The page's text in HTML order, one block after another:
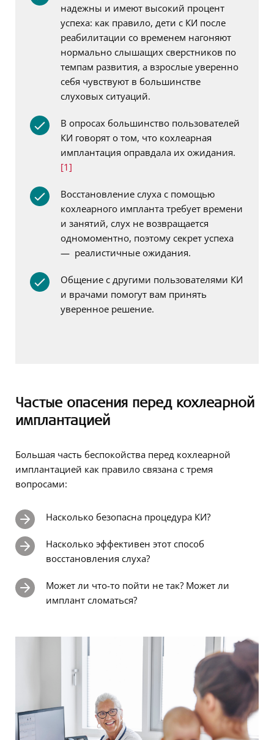
надежны и имеют высокий процент
успеха: как правило, дети с КИ после
реабилитации со временем нагоняют
нормально слышащих сверстников по
темпам развития, а взрослые уверенно
себя чувствуют в большинстве
слуховых ситуаций.
В опросах большинство пользователей
КИ говорят о том, что кохлеарная
имплантация оправдала их ожидания.
[1]
Восстановление слуха с помощью
кохлеарного импланта требует времени
и занятий, слух не возвращается
одномоментно, поэтому секрет успеха
— реалистичные ожидания.
Общение с другими пользователями КИ
и врачами помогут вам принять
уверенное решение.
Частые опасения перед кохлеарной
имплантацией
Большая часть беспокойства перед кохлеарной
имплантацией как правило связана с тремя
вопросами:
Насколько безопасна процедура КИ?
Насколько эффективен этот способ
восстановления слуха?
Может ли что-то пойти не так? Может ли
имплант сломаться?